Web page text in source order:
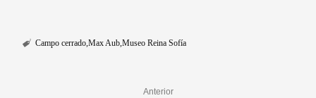
Campo cerrado Max Aub Museo Reina Sofía
Anterior